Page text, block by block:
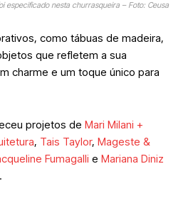
especificado nesta churrasqueira – Foto: Ceusa
como tábuas de madeira,
que refletem a sua
charme e um toque único para
projetos de Mari Milani +
, Tais Taylor, Mageste &
Fumagalli e Mariana Diniz
.